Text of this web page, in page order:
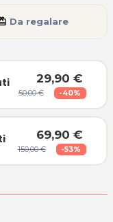
29,90 €
50,00 € -40%
69,90 €
150,00 € -53%
Da regalare